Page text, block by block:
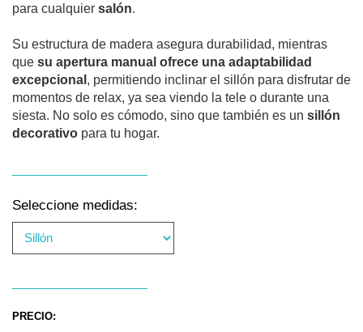
para cualquier salón.
Su estructura de madera asegura durabilidad, mientras
que su apertura manual ofrece una adaptabilidad
excepcional , permitiendo inclinar el sillón para disfrutar de
momentos de relax, ya sea viendo la tele o durante una
siesta. No solo es cómodo, sino que también es un sillón
decorativo para tu hogar.
Seleccione medidas:
PRECIO: